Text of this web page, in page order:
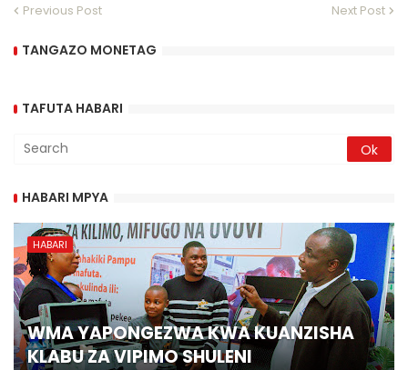
Previous Post Next Post
TANGAZO MONETAG
TAFUTA HABARI
HABARI MPYA
HABARI
WMA YAPONGEZWA KWA KUANZISHA
KLABU ZA VIPIMO SHULENI